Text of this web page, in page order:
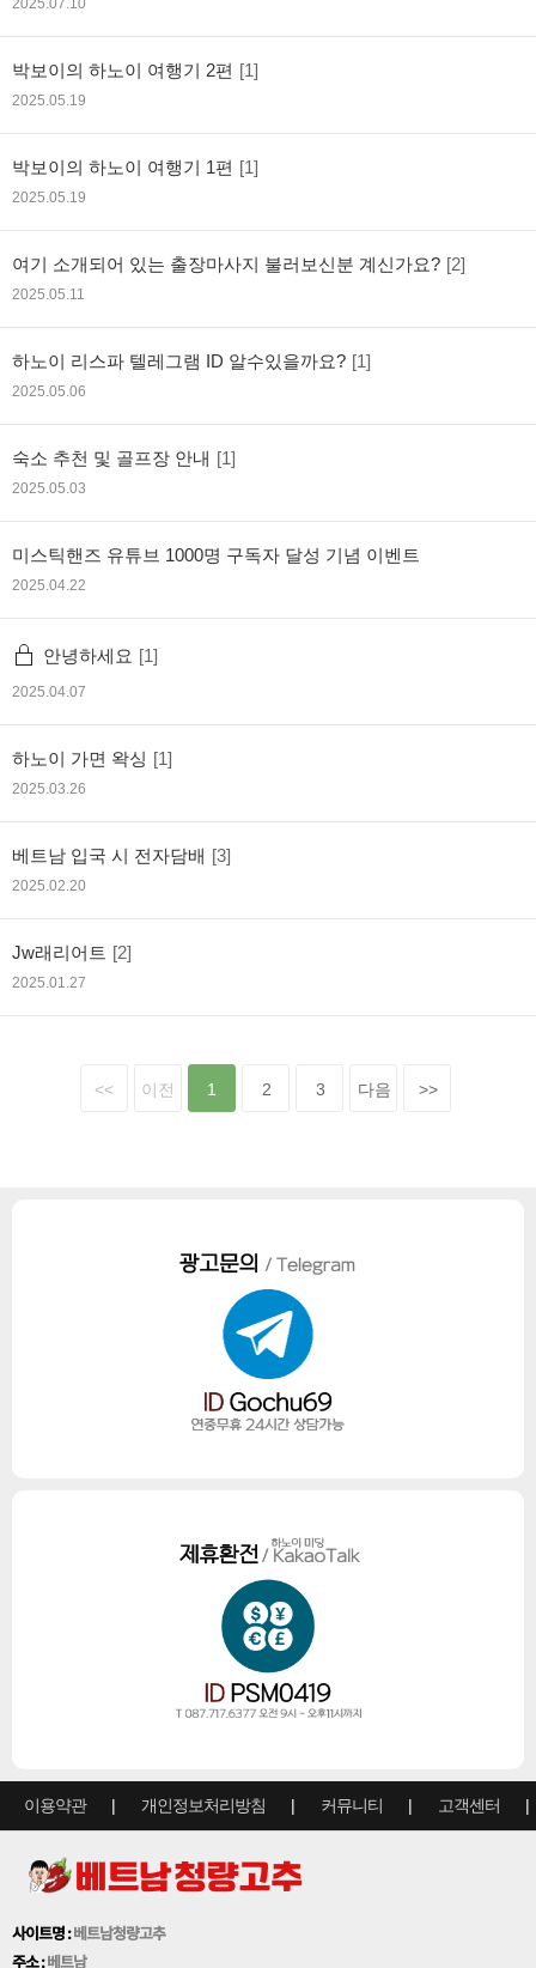
2025.07.10
박보이의 하노이 여행기 2편 [1]
2025.05.19
박보이의 하노이 여행기 1편 [1]
2025.05.19
여기 소개되어 있는 출장마사지 불러보신분 계신가요? [2]
2025.05.11
하노이 리스파 텔레그램 ID 알수있을까요? [1]
2025.05.06
숙소 추천 및 골프장 안내 [1]
2025.05.03
미스틱핸즈 유튜브 1000명 구독자 달성 기념 이벤트
2025.04.22
안녕하세요 [1]
2025.04.07
하노이 가면 왁싱 [1]
2025.03.26
베트남 입국 시 전자담배 [3]
2025.02.20
Jw래리어트 [2]
2025.01.27
<< 이전 1 2 3 다음 >>
이용약관 개인정보처리방침 커뮤니티 고객센터
사이트명 :베트남청량고추
주소 :베트남